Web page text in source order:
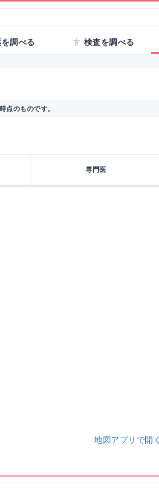
調べる 検査を調べる
点のものです。
専門医
地図アプリで開く